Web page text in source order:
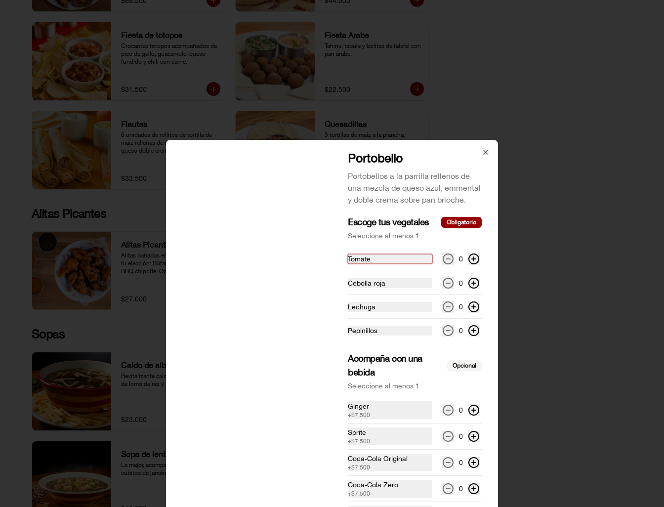
pimienta negra.
Fiesta de totopos
Crocantes totopos acompañados de
pico de gallo, guacamole, queso
fundido y chili con carne.
$31.500
Fiesta Árabe
Tahine, tabule y bolitas de falafel con
pan árabe.
$22.500
Flautas
6 unidades de rollitos de tortilla de
maíz rellenas de carne o pollo y
queso doble crema. Acompañadas
$33.500
Quesadillas
3 tortillas de maíz a la plancha,
$16.500
Alitas Picantes
Alitas Picantes
Alitas bañadas en la salsa picante de
tu elección: Búfalo, Gochujang o
BBQ chipotle. Opción BBQ sin
$27.000
Sopas
Caldo de albóndigas
Revitalizante caldo con albóndigas
de lomo de res y papas fosforito.
$23.000
Sopa de ahuyama
Receta casera acompañada de
crutones.
$13.000
Sopa de lentejas
La mejor, acompañada de crutones y
cubitos de jamón.
Sopa de tortilla mexicana
La receta original de Lupita: Caldo
pollo desmenuzado, queso doble
crema, aguacate y tortillas.
Portobello
Portobellos a la parrilla rellenos de
una mezcla de queso azul, emmental
y doble crema sobre pan brioche.
Escoge tus vegetales Obligatorio
Seleccione al menos 1
Tomate 0
Cebolla roja 0
Lechuga 0
Pepinillos 0
Acompaña con una
bebida
Opcional
Seleccione al menos 1
Ginger
+$7.500
0
Sprite
+$7.500
0
Coca-Cola Original
+$7.500
0
Coca-Cola Zero
+$7.500
0